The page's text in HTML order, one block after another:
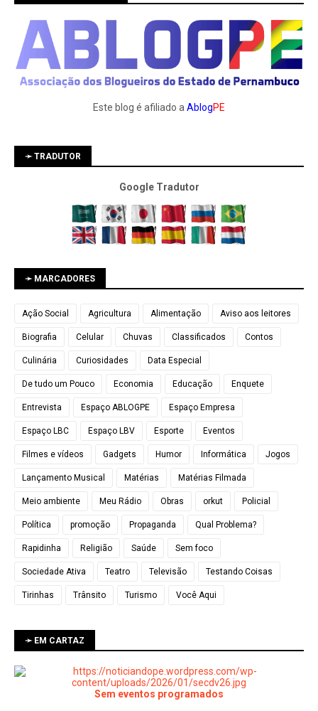
Este blog é afiliado a AblogPE
➛ TRADUTOR
Google Tradutor
➛ MARCADORES
Ação Social Agricultura Alimentação Aviso aos leitores
Biografia Celular Chuvas Classificados Contos
Culinária Curiosidades Data Especial
De tudo um Pouco Economia Educação Enquete
Entrevista Espaço ABLOGPE Espaço Empresa
Espaço LBC Espaço LBV Esporte Eventos
Filmes e vídeos Gadgets Humor Informática Jogos
Lançamento Musical Matérias Matérias Filmada
Meio ambiente Meu Rádio Obras orkut Policial
Política promoção Propaganda Qual Problema?
Rapidinha Religião Saúde Sem foco
Sociedade Ativa Teatro Televisão Testando Coisas
Tirinhas Trânsito Turismo Você Aqui
➛ EM CARTAZ
Sem eventos programados